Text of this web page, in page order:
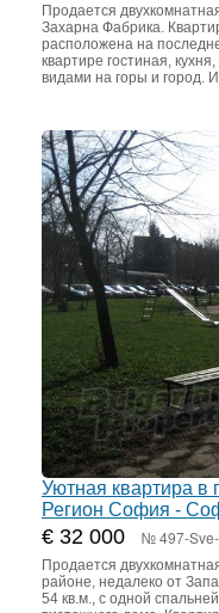
Продается
Захарна Фабрика.
расположена на
квартире гостиная,
видами на горы и город.
Уютная квартира в
Регион София -
€ 32 000 № 497-
Продается
районе, недалеко от
54 кв.м., с одной